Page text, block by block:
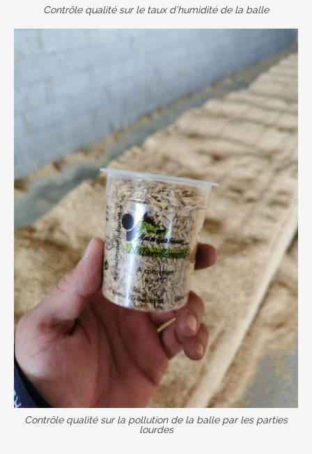
Contrôle qualité sur le taux d’humidité de la balle
Contrôle qualité sur la pollution de la balle par les parties
lourdes